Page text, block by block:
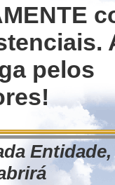
em
provoca
Em
pelos